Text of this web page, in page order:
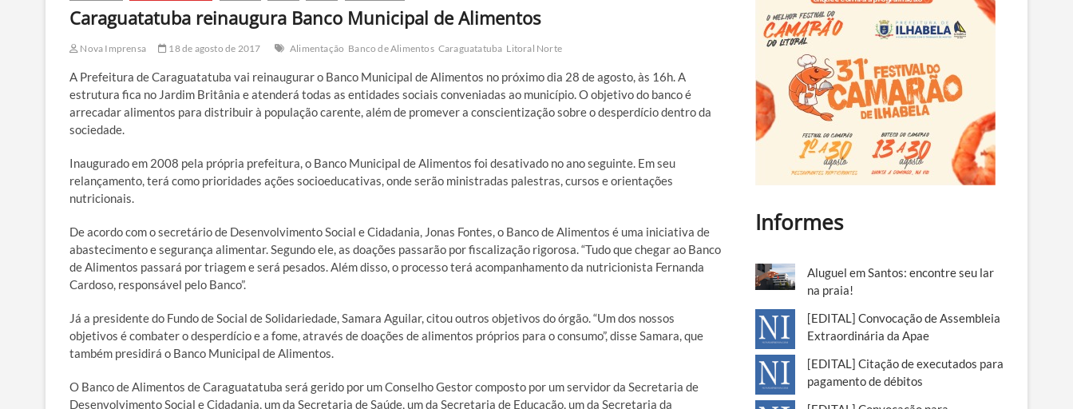
Caraguatatuba reinaugura Banco Municipal de Alimentos
Nova Imprensa 18 de agosto de 2017 Alimentação Banco de Alimentos Caraguatatuba Litoral Norte
A Prefeitura de Caraguatatuba vai reinaugurar o Banco Municipal de Alimentos no próximo dia 28 de agosto, às 16h. A
estrutura fica no Jardim Britânia e atenderá todas as entidades sociais conveniadas ao município. O objetivo do banco é
arrecadar alimentos para distribuir à população carente, além de promever a conscientização sobre o desperdício dentro da
sociedade.
Inaugurado em 2008 pela própria prefeitura, o Banco Municipal de Alimentos foi desativado no ano seguinte. Em seu
relançamento, terá como prioridades ações socioeducativas, onde serão ministradas palestras, cursos e orientações
nutricionais.
De acordo com o secretário de Desenvolvimento Social e Cidadania, Jonas Fontes, o Banco de Alimentos é uma iniciativa de
abastecimento e segurança alimentar. Segundo ele, as doações passarão por fiscalização rigorosa. “Tudo que chegar ao Banco
de Alimentos passará por triagem e será pesados. Além disso, o processo terá acompanhamento da nutricionista Fernanda
Cardoso, responsável pelo Banco”.
Já a presidente do Fundo de Social de Solidariedade, Samara Aguilar, citou outros objetivos do órgão. “Um dos nossos
objetivos é combater o desperdício e a fome, através de doações de alimentos próprios para o consumo”, disse Samara, que
também presidirá o Banco Municipal de Alimentos.
O Banco de Alimentos de Caraguatatuba será gerido por um Conselho Gestor composto por um servidor da Secretaria de
Desenvolvimento Social e Cidadania, um da Secretaria de Saúde, um da Secretaria de Educação, um da Secretaria da
Informes
Aluguel em Santos: encontre seu lar
na praia!
[EDITAL] Convocação de Assembleia
Extraordinária da Apae
[EDITAL] Citação de executados para
pagamento de débitos